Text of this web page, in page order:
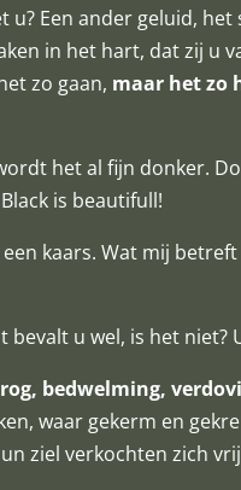
u? Een ander geluid,
in het hart, dat zij u
zo gaan, maar het zo
het al fijn donker.
is beautifull!
kaars. Wat mij
bevalt u wel, is het
bedwelming,
waar gekerm en
ziel verkochten zich